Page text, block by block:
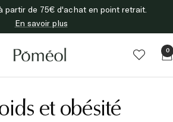
partir de 75€ d'achat en point retrait.
En savoir plus
Poméol 0
et obésité